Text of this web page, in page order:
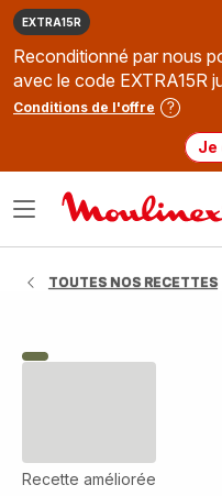
EXTRA15R
Reconditionné par nous
avec le code EXTRA15R
Conditions de l'offre
Je
Ouvrir
TOUTES NOS RECETTES
Recette améliorée